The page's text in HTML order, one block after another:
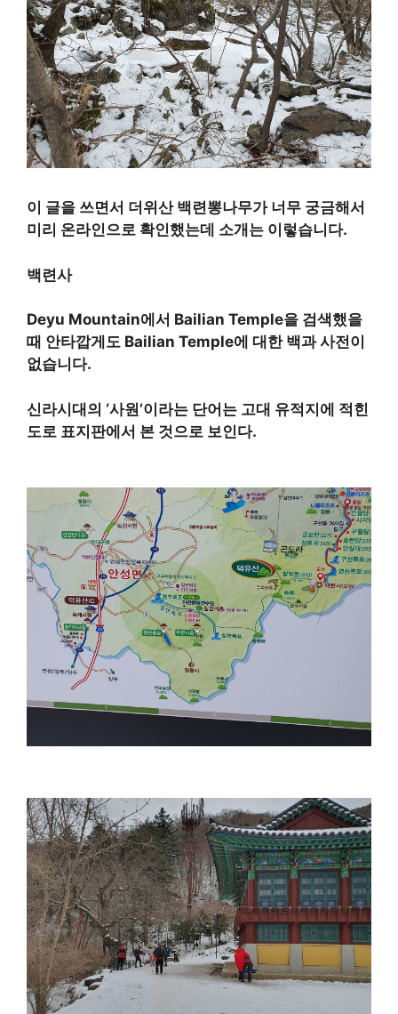
이 글을 쓰면서 더위산 백련뽕나무가 너무 궁금해서
미리 온라인으로 확인했는데 소개는 이렇습니다.
백련사
Deyu Mountain에서 Bailian Temple을 검색했을
때 안타깝게도 Bailian Temple에 대한 백과 사전이
없습니다.
신라시대의 ‘사원’이라는 단어는 고대 유적지에 적힌
도로 표지판에서 본 것으로 보인다.